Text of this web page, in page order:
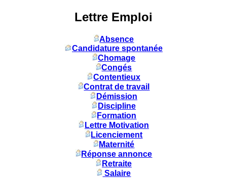
Lettre Emploi
Absence
Candidature spontanée
Chomage
Congés
Contentieux
Contrat de travail
Démission
Discipline
Formation
Lettre Motivation
Licenciement
Maternité
Réponse annonce
Retraite
Salaire